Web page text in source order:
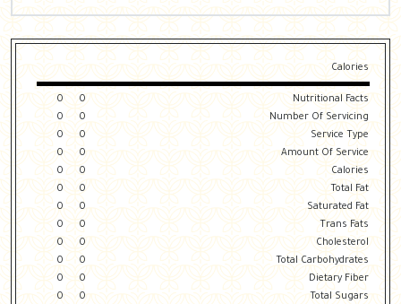
Calories
Nutritional Facts
0
0
Number Of Servicing
0
0
Service Type
0
0
Amount Of Service
0
0
Calories
0
0
Total Fat
0
0
Saturated Fat
0
0
Trans Fats
0
0
Cholesterol
0
0
Total Carbohydrates
0
0
Dietary Fiber
0
0
Total Sugars
0
0